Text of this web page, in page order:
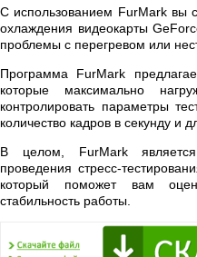
С использованием FurMark вы
охлаждения видеокарты
проблемы с перегревом или
Программа FurMark
которые максимально
контролировать параметры
количество кадров в секунду и
В целом, FurMark
проведения стресс-
который поможет вам
стабильность работы.